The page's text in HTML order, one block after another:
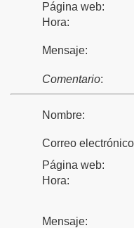
Página web:
Hora:
Mensaje:
Comentario:
Nombre:
Correo
Página web:
Hora:
Mensaje: